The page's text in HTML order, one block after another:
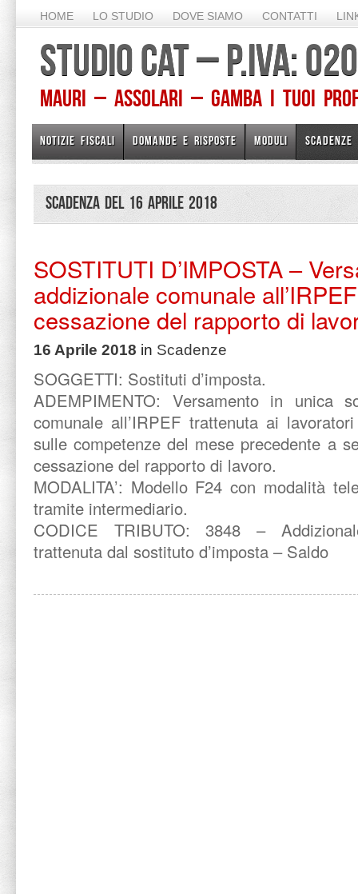
HOME LO STUDIO DOVE SIAMO CONTATTI
STUDIO CAT – P.IVA:
Mauri – Assolari – Gamba I TUOI
NOTIZIE FISCALI DOMANDE E RISPOSTE MODULI SCADENZE
Scadenza del 16 Aprile 2018
SOSTITUTI D’IMPOSTA –
addizionale comunale
cessazione del rapporto di
16 Aprile 2018 in Scadenze
SOGGETTI: Sostituti d’imposta.
ADEMPIMENTO: Versamento in unica
comunale all’IRPEF trattenuta ai
sulle competenze del mese precedente a
cessazione del rapporto di lavoro.
MODALITA’: Modello F24 con modalità
tramite intermediario.
CODICE TRIBUTO: 3848 –
trattenuta dal sostituto d’imposta – Saldo